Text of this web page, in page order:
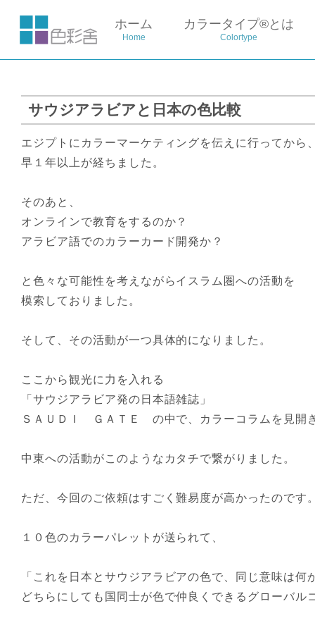
ホーム
Home
カラータイプ®とは
Colortype
サウジアラビアと日本の色比較
エジプトにカラーマーケティングを伝えに行ってから
早１年以上が経ちました。
そのあと、
オンラインで教育をするのか？
アラビア語でのカラーカード開発か？
と色々な可能性を考えながらイスラム圏への活動を
模索しておりました。
そして、その活動が一つ具体的になりました。
ここから観光に力を入れる
「サウジアラビア発の日本語雑誌」
ＳＡＵＤＩ ＧＡＴＥ の中で、カラーコラムを見開
中東への活動がこのようなカタチで繋がりました。
ただ、今回のご依頼はすごく難易度が高かったのです
１０色のカラーパレットが送られて、
「これを日本とサウジアラビアの色で、同じ意味は何
どちらにしても国同士が色で仲良くできるグローバル